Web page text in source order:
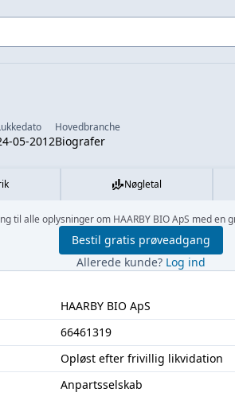
05-2012
Hovedbranche
Biografer
Nøgletal
til alle oplysninger om HAARBY BIO ApS med en
Bestil gratis prøveadgang
Allerede kunde? Log ind
HAARBY BIO ApS
66461319
Opløst efter frivillig likvidation
Anpartsselskab